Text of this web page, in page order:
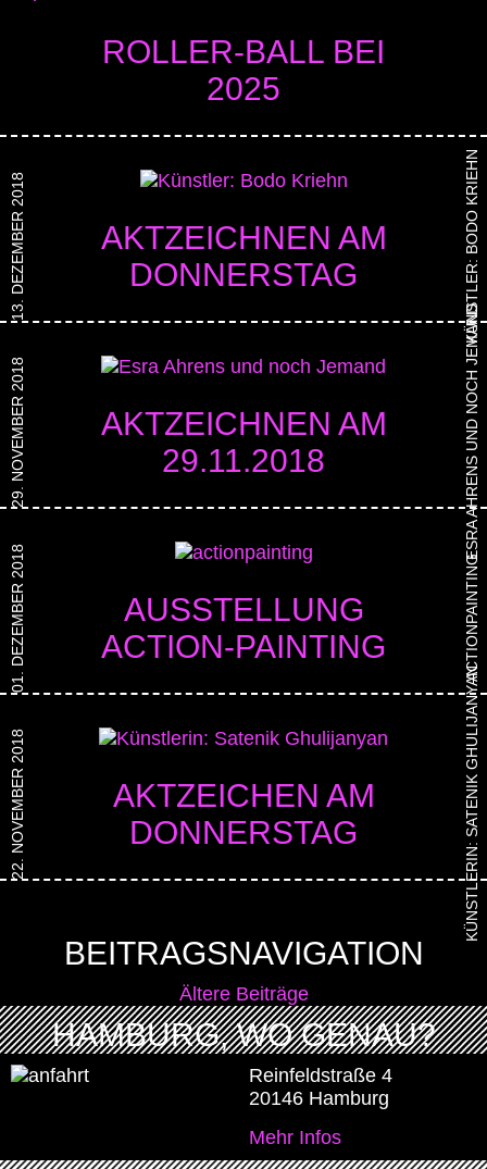
ROLLER-BALL BEI
2025
AKTZEICHNEN AM
DONNERSTAG
13. DEZEMBER 2018 KÜNSTLER: BODO KRIEHN
AKTZEICHNEN AM
29.11.2018
29. NOVEMBER 2018 ESRA AHRENS UND NOCH JEMAND
AUSSTELLUNG
ACTION-PAINTING
01. DEZEMBER 2018 ACTIONPAINTING
AKTZEICHEN AM
DONNERSTAG
22. NOVEMBER 2018 KÜNSTLERIN: SATENIK GHULIJANYAN
BEITRAGSNAVIGATION
Ältere Beiträge
HAMBURG, WO GENAU?
Reinfeldstraße 4
20146 Hamburg
Mehr Infos